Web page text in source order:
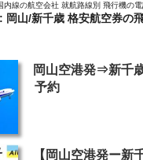
内線の航空会社 就航路線別 飛行機の
岡山/新千歳 格安航空券の
投
稿
日:
岡山空港発⇒新千
予約
投【岡山空港発ー新